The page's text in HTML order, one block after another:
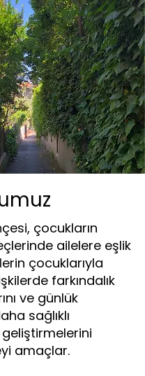
çocukların
ailelere eşlik
çocuklarıyla
farkındalık
ve günlük
sağlıklı
amaçlar.